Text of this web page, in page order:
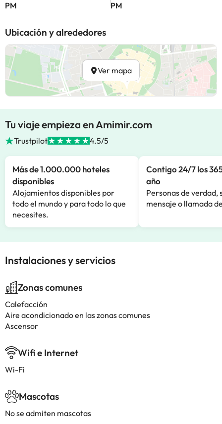
PM
PM
Ubicación y alrededores
Ver mapa
Tu viaje empieza en Amimir.com
Trustpilot 4.5/5
Más de 1.000.000 hoteles
disponibles
Alojamientos disponibles por
todo el mundo y para todo lo que
necesites.
Contigo 24/7 los
año
Personas de verdad,
mensaje o llamada
Instalaciones y servicios
Zonas comunes
Calefacción
Aire acondicionado en las zonas comunes
Ascensor
Wifi e Internet
Wi-Fi
Mascotas
No se admiten mascotas